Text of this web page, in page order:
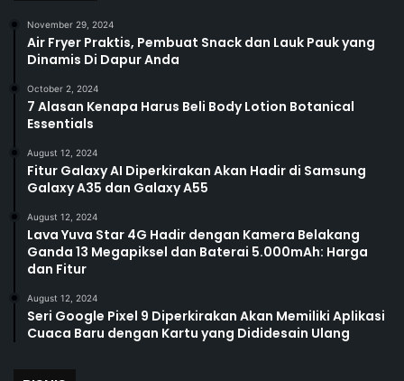
November 29, 2024
Air Fryer Praktis, Pembuat Snack dan Lauk Pauk yang
Dinamis Di Dapur Anda
October 2, 2024
7 Alasan Kenapa Harus Beli Body Lotion Botanical
Essentials
August 12, 2024
Fitur Galaxy AI Diperkirakan Akan Hadir di Samsung
Galaxy A35 dan Galaxy A55
August 12, 2024
Lava Yuva Star 4G Hadir dengan Kamera Belakang
Ganda 13 Megapiksel dan Baterai 5.000mAh: Harga
dan Fitur
August 12, 2024
Seri Google Pixel 9 Diperkirakan Akan Memiliki Aplikasi
Cuaca Baru dengan Kartu yang Dididesain Ulang